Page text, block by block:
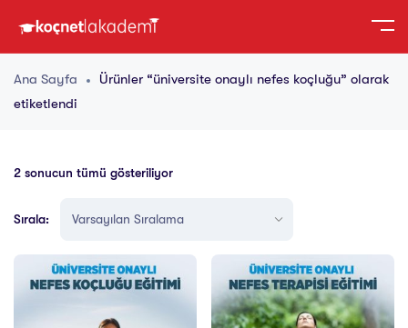
Ana Sayfa
Ürünler “üniversite onaylı nefes koçluğu” olarak
etiketlendi
2 sonucun tümü gösteriliyor
Sırala: